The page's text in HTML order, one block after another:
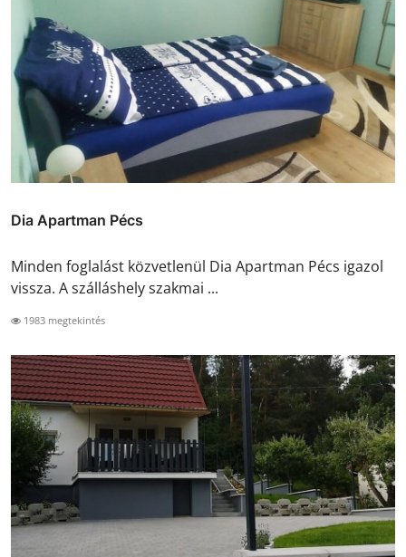
Dia Apartman Pécs
Minden foglalást közvetlenül Dia Apartman Pécs igazol
vissza. A szálláshely szakmai ...
1983 megtekintés